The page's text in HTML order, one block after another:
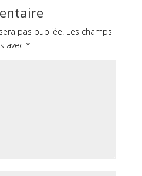
pas publiée. Les champs
avec *